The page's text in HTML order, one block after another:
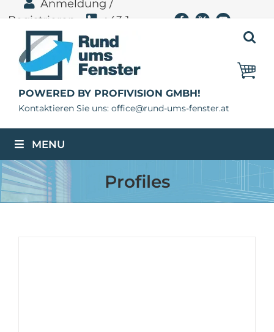
Inhalt
springen
Anmeldung /
Registrieren
+43 1
400 11 06
Facebook
X YouTube
POWERED BY PROFIVISION GMBH!
Kontaktieren Sie uns: office@rund-ums-fenster.at
MENU
Profiles